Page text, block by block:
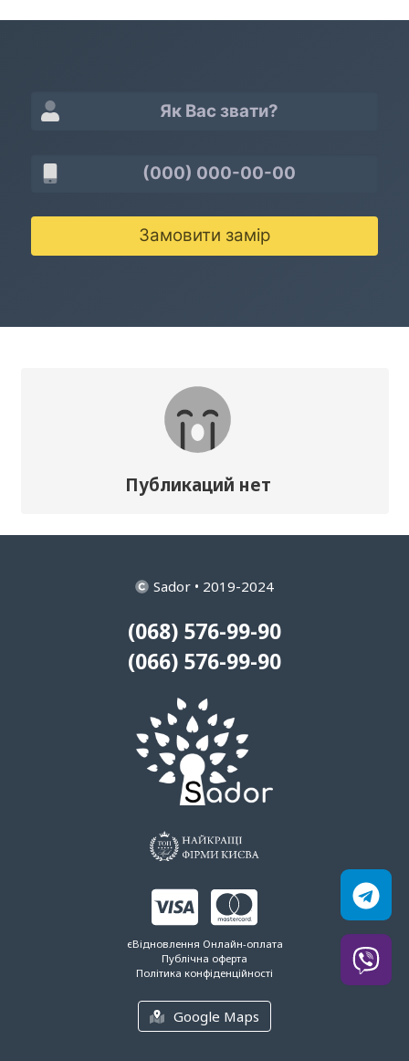
Замовити замір
Публикаций нет
Sador • 2019-2024
(068) 576-99-90
(066) 576-99-90
єВідновлення Онлайн-оплата
Публічна оферта
Політика конфіденційності
Google Maps